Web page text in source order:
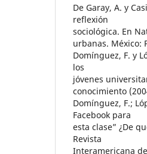
De Garay, A. y
reflexión
sociológica. En
urbanas. México:
Domínguez, F. y
los
jóvenes
conocimiento
Domínguez, F.;
Facebook para
esta clase” ¿De
Revista
Interamericana